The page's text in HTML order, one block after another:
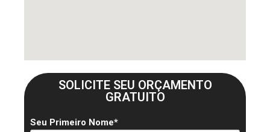
SOLICITE SEU ORÇAMENTO
GRATUITO
Seu Primeiro Nome*